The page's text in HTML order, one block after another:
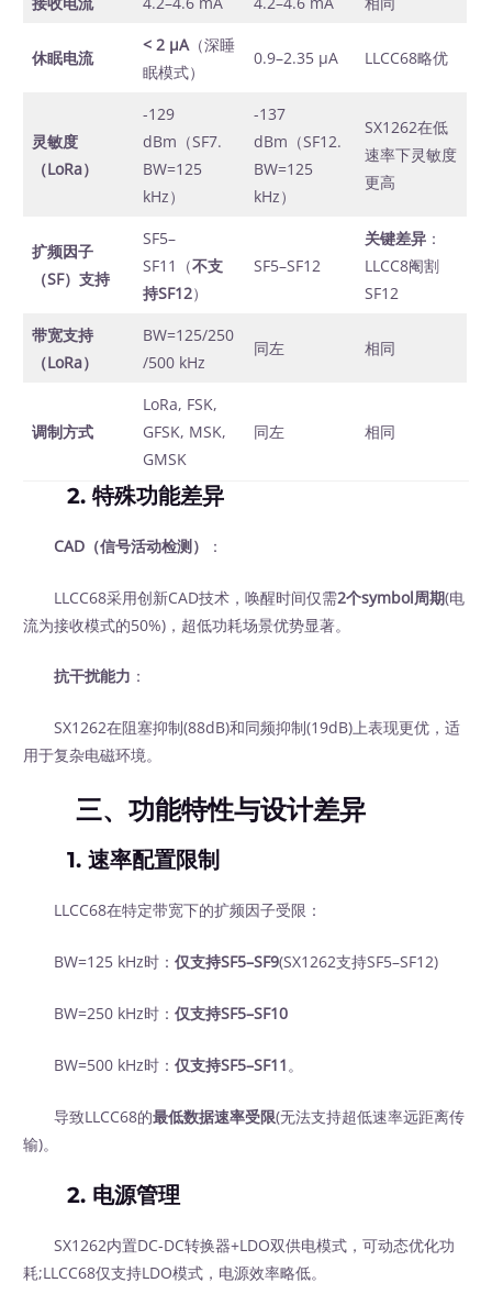
休眠电流
< 2 μA（深睡
眠模式）
0.9–2.35 μA LLCC68略优
灵敏度
（LoRa）
-129
dBm（SF7.
BW=125
kHz）
-137
dBm（SF12.
BW=125
kHz）
SX1262在低
速率下灵敏度
更高
扩频因子
（SF）支持
SF5–
SF11（不支
持SF12）
SF5–SF12
关键差异：
LLCC8阉割
SF12
带宽支持
（LoRa）
BW=125/250
/500 kHz
同左 相同
调制方式
LoRa, FSK,
GFSK, MSK,
GMSK
同左 相同
2.特殊功能差异
CAD（信号活动检测） ：
LLCC68采用创新CAD技术，唤醒时间仅需2个symbol周期(电
流为接收模式的50%)，超低功耗场景优势显著。
抗干扰能力 ：
SX1262在阻塞抑制(88dB)和同频抑制(19dB)上表现更优，适
用于复杂电磁环境。
三、功能特性与设计差异
1.速率配置限制
LLCC68在特定带宽下的扩频因子受限：
BW=125 kHz时：仅支持SF5–SF9(SX1262支持SF5–SF12)
BW=250 kHz时：仅支持SF5–SF10
BW=500 kHz时：仅支持SF5–SF11 。
导致LLCC68的最低数据速率受限(无法支持超低速率远距离传
输)。
2. 电源管理
SX1262内置DC-DC转换器+LDO双供电模式，可动态优化功
耗;LLCC68仅支持LDO模式，电源效率略低。